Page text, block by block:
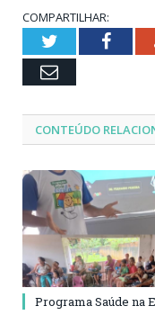
COMPARTILHAR:
Twitter
Email
CONTEÚDO
Programa Saúde na